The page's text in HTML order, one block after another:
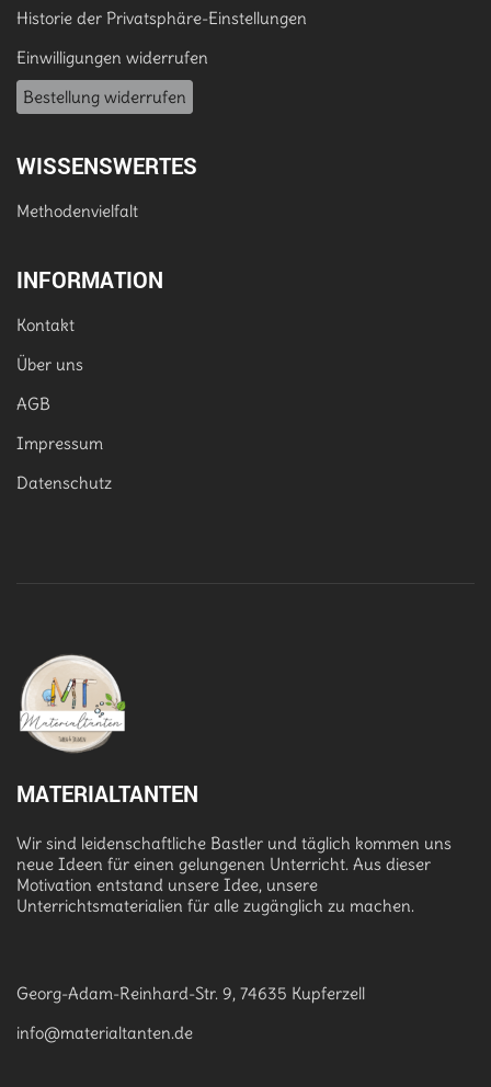
Historie der Privatsphäre-Einstellungen
Einwilligungen widerrufen
Bestellung widerrufen
WISSENSWERTES
Methodenvielfalt
INFORMATION
Kontakt
Über uns
AGB
Impressum
Datenschutz
MATERIALTANTEN
Wir sind leidenschaftliche Bastler und täglich kommen uns
neue Ideen für einen gelungenen Unterricht. Aus dieser
Motivation entstand unsere Idee, unsere
Unterrichtsmaterialien für alle zugänglich zu machen.
Georg-Adam-Reinhard-Str. 9, 74635 Kupferzell
info@materialtanten.de